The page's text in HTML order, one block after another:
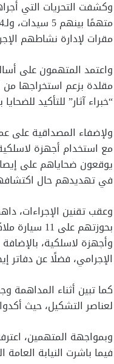
مقرات لإدارة نشاطهم
واعتمد المتهمون على
مقلدة بزعم استخراجها من
“خبراء آثار” للتأكيد
ولإضفاء المصداقية على
مع استخدام أجهزة
يوقعون ضحاياهم على
في تهديدهم حال
وعقب تقنين الإجراءات،
وأجهزة لاسلكية،
الإجرامي، فضلًا عن دفاتر
لعناصر التشكيل، حيث
وبمواجهة المتهمين،
فيما باشرت النيابة العامة